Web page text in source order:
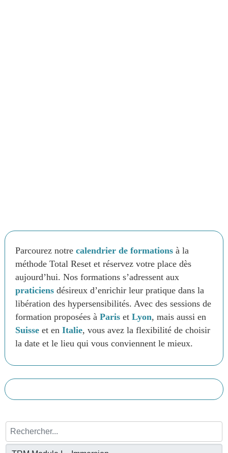
Parcourez notre calendrier de formationsà la
méthode Total Reset et réservez votre place dès
aujourd’hui. Nos formations s’adressent aux
praticiens désireux d’enrichir leur pratique dans la
libération des hypersensibilités. Avec des sessions de
formation proposées à Pariset Lyon, mais aussi en
Suisseet en Italie, vous avez la flexibilité de choisir
la date et le lieu qui vous conviennent le mieux.
Rechercher...